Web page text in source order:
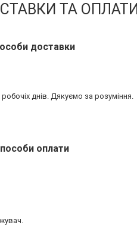
ТА ОПЛАТИ
доставки
днів. Дякуємо за розуміння.
оплати